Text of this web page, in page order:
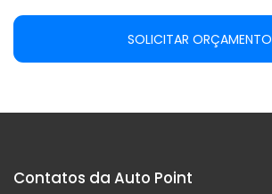
SOLICITAR ORÇAMENTO
Contatos da Auto Point